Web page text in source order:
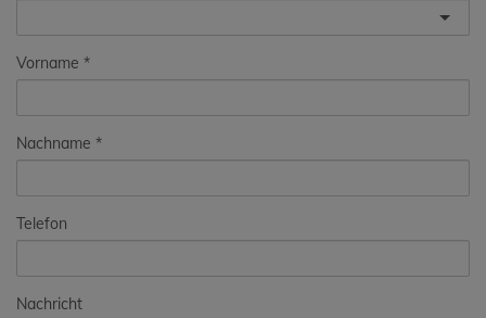
Vorname
Nachname
Telefon
Nachricht